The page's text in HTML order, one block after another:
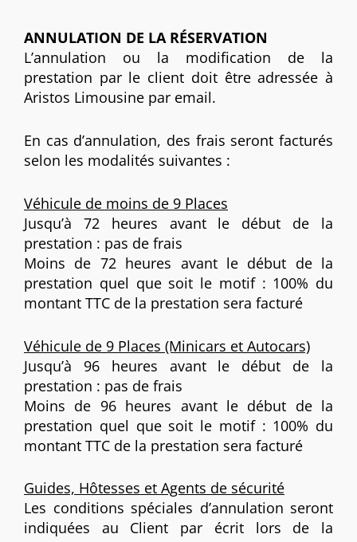
ANNULATION DE LA RÉSERVATION
L’annulation ou la modification de la
prestation par le client doit être adressée à
Aristos Limousine par email.
En cas d’annulation, des frais seront facturés
selon les modalités suivantes :
Véhicule de moins de 9 Places
Jusqu’à 72 heures avant le début de la
prestation : pas de frais
Moins de 72 heures avant le début de la
prestation quel que soit le motif : 100% du
montant TTC de la prestation sera facturé
Véhicule de 9 Places (Minicars et Autocars)
Jusqu’à 96 heures avant le début de la
prestation : pas de frais
Moins de 96 heures avant le début de la
prestation quel que soit le motif : 100% du
montant TTC de la prestation sera facturé
Guides, Hôtesses et Agents de sécurité
Les conditions spéciales d’annulation seront
indiquées au Client par écrit lors de la